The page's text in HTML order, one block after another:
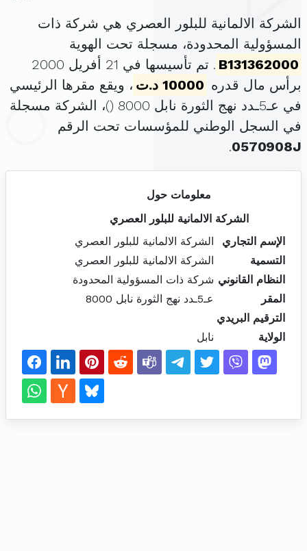
الشركة الالمانية للبلور العصري هي شركة ذات
المسؤولية المحدودة، مسجلة تحت الهوية
B131362000
. تم تأسيسها في 21 أفريل 2000
برأس مال قدره 10000 د.ت
، ويقع مقرها الرئيسي
في عـ5ـدد نهج الثورة نابل 8000 (
)، الشركة مسجلة
في السجل الوطني للمؤسسات تحت الرقم
0570908J
.
معلومات حول
الشركة الالمانية للبلور العصري
الإسم التجاري
الشركة الالمانية للبلور العصري
التسمية
الشركة الالمانية للبلور العصري
النظام القانوني شركة ذات المسؤولية المحدودة
المقر
عـ5ـدد نهج الثورة نابل 8000
الترقيم البريدي
الولاية
نابل